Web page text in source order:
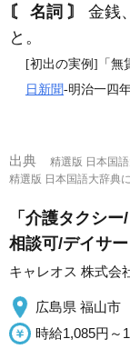
〘 名詞 〙
金銭
と。
[初出の実例]「無
日新聞‐明治一四
出典
精選版 日本国
精選版 日本国語大辞
「介護タクシ
相談可/デイサ
キャレオス 株式会
広島県 福山市
時給1,085円～